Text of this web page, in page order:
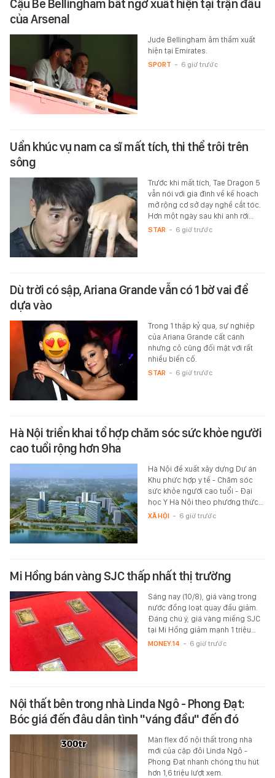
Cậu Be Bellingham bất ngờ xuất hiện tại trận đấu
của Arsenal
Jude Bellingham âm thầm xuất
hiện tại Emirates.
SPORT - 6 giờ trước
Uẩn khúc vụ nam ca sĩ mất tích, thi thể trôi trên
sông
Trước khi mất tích, Tae Dragon 5
vẫn nói với gia đình về kế hoạch
mở rộng cơ sở dạy nghề cắt tóc.
Hơn một ngày sau khi anh rời…
STAR - 6 giờ trước
Dù trời có sập, Ariana Grande vẫn có 1 bờ vai để
dựa vào
Trong 1 thập kỷ qua, sự nghiệp
của Ariana Grande cất cánh
nhưng cô cũng đối mặt với rất
nhiều biến cố.
STAR - 6 giờ trước
Hà Nội triển khai tổ hợp chăm sóc sức khỏe người
cao tuổi rộng hơn 9ha
Hà Nội đề xuất xây dựng Dự án
Khu phức hợp y tế - Chăm sóc
sức khỏe người cao tuổi - Đại
học Y Hà Nội theo phương thức…
XÃ HỘI - 6 giờ trước
Mi Hồng bán vàng SJC thấp nhất thị trường
Sáng nay (10/8), giá vàng trong
nước đồng loạt quay đầu giảm.
Đáng chú ý, giá vàng miếng SJC
tại Mi Hồng giảm mạnh 1 triệu…
MONEY.14 - 6 giờ trước
Nội thất bên trong nhà Linda Ngô - Phong Đạt:
Bóc giá đến đâu dân tình "váng đầu" đến đó
Màn flex đồ nội thất trong nhà
mới của cặp đôi Linda Ngô -
Phong Đạt nhanh chóng thu hút
hơn 1,6 triệu lượt xem.